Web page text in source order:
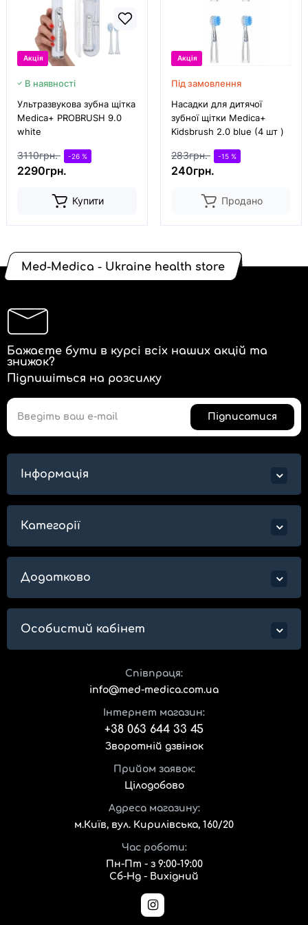
Акція
В наявності
Ультразвукова зубна щітка
Medica+ PROBRUSH 9.0
white
3110грн. -26 %
2290грн.
Купити
Акція
Під замовлення
Насадки для дитячої
зубної щітки Medica+
Kidsbrush 2.0 blue (4 шт )
283грн. -15 %
240грн.
Продано
Med-Medica - Ukraine health store
Бажаєте бути в курсі всіх наших акцій та
знижок?
Підпишіться на розсилку
Підписатися
Інформація
Категорії
Додатково
Особистий кабінет
Співпраця:
info@med-medica.com.ua
Інтернет магазин:
+38 063 644 33 45
Зворотній дзвінок
Прийом заявок:
Цілодобово
Адреса магазину:
м.Київ, вул. Кирилівська, 160/20
Час роботи:
Пн-Пт - з 9:00-19:00
Сб-Нд - Вихідний